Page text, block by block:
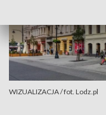
WIZUALIZACJA / fot. Lodz.pl